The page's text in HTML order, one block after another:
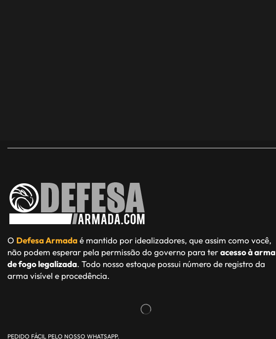
O Defesa Armadaé mantido por idealizadores, que assim como você,
não podem esperar pela permissão do governo para teracesso à arma
de fogo legalizada. Todo nosso estoque possui número de registro da
arma visível e procedência.
PEDIDO FÁCIL PELO NOSSO WHATSAPP.